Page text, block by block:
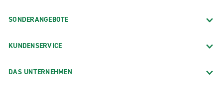
SONDERANGEBOTE
KUNDENSERVICE
DAS UNTERNEHMEN